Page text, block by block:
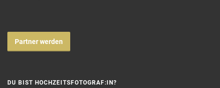
Partner werden
DU BIST HOCHZEITSFOTOGRAF:IN?